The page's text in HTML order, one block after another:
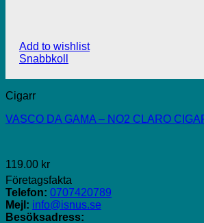
Add to wishlist
Snabbkoll
Cigarr
VASCO DA GAMA – NO2 CLARO
119.00 kr
Företagsfakta
Telefon: 0707420789
Mejl: info@isnus.se
Besöksadress: